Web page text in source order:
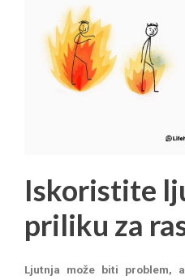
Iskoristite
priliku za
Ljutnja može biti problem,